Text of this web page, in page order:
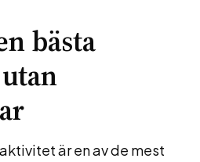
bästa
är en av de mest